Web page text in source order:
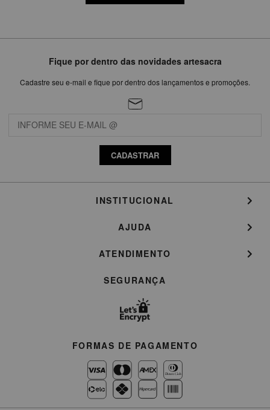
Fique por dentro das novidades artesacra
Cadastre seu e-mail e fique por dentro dos lançamentos e promoções.
CADASTRAR
INSTITUCIONAL
AJUDA
ATENDIMENTO
SEGURANÇA
FORMAS DE PAGAMENTO